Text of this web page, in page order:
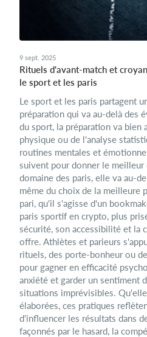
9 sept. 2025
Rituels d'avant-match et
le sport et les paris
Le sport et les paris partagent
préparation qui va au-delà des
du sport, la préparation va bien
physique ou de l'analyse
routines mentales et
suivent pour donner le meilleur
domaine des paris, elle va au-
même du choix de la meilleure
pari, qu'il s'agisse d'un
paris sportif en crypto, plus
sécurité, son accessibilité et la
offre. Athlètes et parieurs
rituels, des porte-bonheur ou
pour gagner en efficacité
anxiété et garder un sentiment
situations imprévisibles.
élaborées, ces pratiques
d'influencer les résultats dans
façonnés par le hasard, la